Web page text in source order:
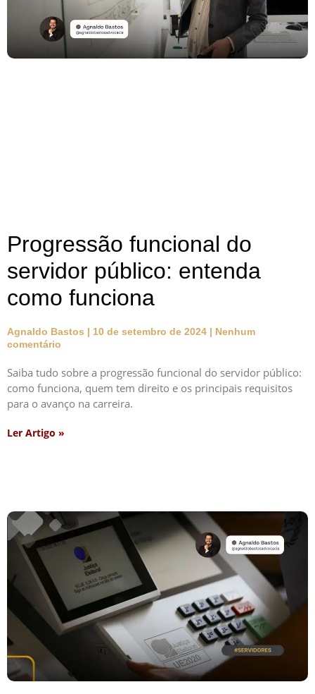
Progressão funcional do
servidor público: entenda
como funciona
Agnaldo Bastos 10 de setembro de 2024
Nenhum
comentário
Saiba tudo sobre a progressão funcional do servidor público:
como funciona, quem tem direito e os principais requisitos
para o avanço na carreira.
Ler Artigo »